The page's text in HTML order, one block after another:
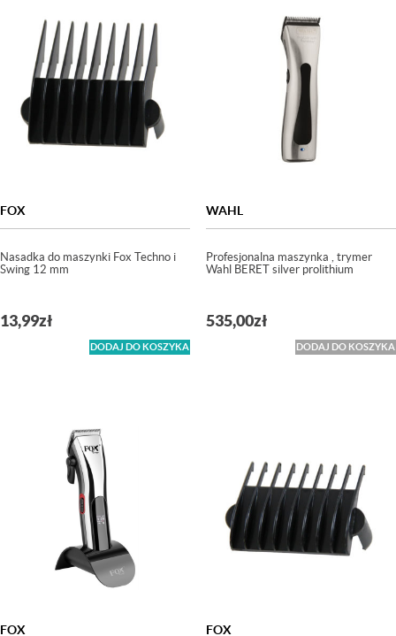
FOX
Nasadka do maszynki Fox Techno i
Swing 12 mm
13,99zł
DODAJ DO KOSZYKA
WAHL
Profesjonalna maszynka , trymer
Wahl BERET silver prolithium
535,00zł
DODAJ DO KOSZYKA
FOX FOX